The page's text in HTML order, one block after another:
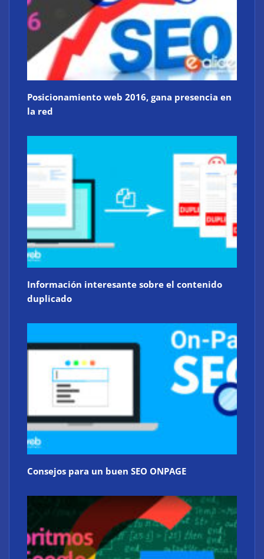
Posicionamiento web 2016, gana presencia en
la red
Información interesante sobre el contenido
duplicado
Consejos para un buen SEO ONPAGE